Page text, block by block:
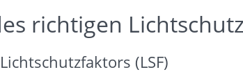
richtigen
(LSF)